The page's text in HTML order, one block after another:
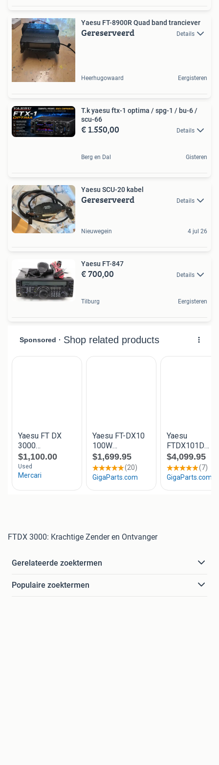
Yaesu FT-8900R Quad band tranciever
Gereserveerd Details
Heerhugowaard Eergisteren
T.k yaesu ftx-1 optima / spg-1 / bu-6 /
scu-66
€ 1.550,00 Details
Berg en Dal Gisteren
Yaesu SCU-20 kabel
Gereserveerd Details
Nieuwegein 4 jul 26
Yaesu FT-847
€ 700,00 Details
Tilburg Eergisteren
FTDX 3000: Krachtige Zender en Ontvanger
Gerelateerde zoektermen
Populaire zoektermen